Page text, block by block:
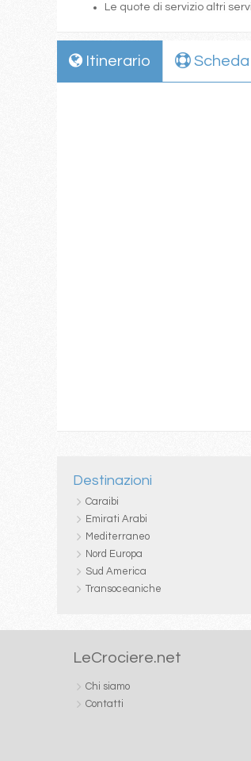
Le quote di servizio altri
Itinerario
Destinazioni
Caraibi
Emirati Arabi
Mediterraneo
Nord Europa
Sud America
Transoceaniche
LeCrociere.net
Chi siamo
Contatti